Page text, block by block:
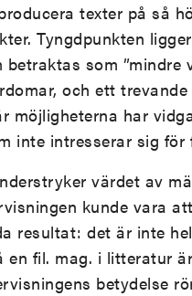
texter på så
Tyngdpunkten
som ”mindre
och ett
möjligheterna har
inte intresserar sig för
värdet av
kunde vara
resultat: det är inte
en fil. mag. i litteratur
betydelse